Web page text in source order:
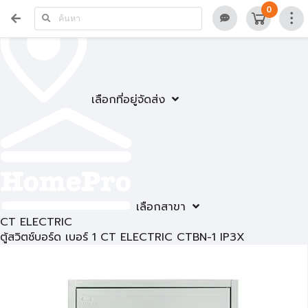
เลือกที่อยู่จัดส่ง
เลือกสาขา
0
CT ELECTRIC
ตู้สวิตช์บอร์ด เบอร์ 1 CT ELECTRIC CTBN-1 IP3X